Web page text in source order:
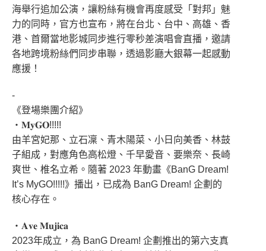
海舉行追加公演，讓粉絲有機會再度感受「對邦」魅
力的同時，官方也宣布，將在台北、台中、高雄、香
港、首爾當地影城同步進行零秒差演唱會直播，邀請
各地跨境粉絲們同步串聯，透過影廳大銀幕一起感動
應援！
-
《登場樂團介紹》
・𝐌𝐲𝐆𝐎!!!!!
由羊宮妃那、立石凜、青木陽菜、小日向美香、林鼓
子組成，對應角色高松燈、千早愛音、要樂奈、長崎
爽世、椎名立希。隨著 2023 年動畫《BanG Dream!
It’s MyGO!!!!!》播出，已成為 BanG Dream! 企劃的
核心存在。
・𝐀𝐯𝐞 𝐌𝐮𝐣𝐢𝐜𝐚
2023年成立，為 BanG Dream! 企劃推出的第六支真